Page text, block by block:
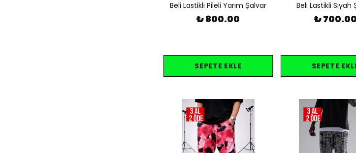
Beli Lastikli Pileli Yarım Şalvar
₺ 800.00
SEPETE EKLE
Beli Lastikli Siyah
₺ 700.00
SEPETE